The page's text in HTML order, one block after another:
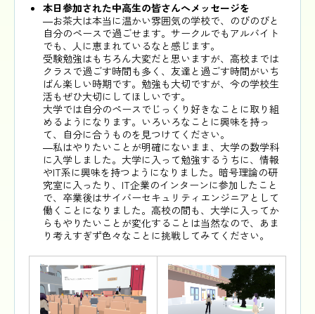
本日参加された中高生の皆さんへメッセージを
―お茶大は本当に温かい雰囲気の学校で、のびのびと
自分のペースで過ごせます。サークルでもアルバイト
でも、人に恵まれているなと感じます。
受験勉強はもちろん大変だと思いますが、高校までは
クラスで過ごす時間も多く、友達と過ごす時間がいち
ばん楽しい時期です。勉強も大切ですが、今の学校生
活もぜひ大切にしてほしいです。
大学では自分のペースでじっくり好きなことに取り組
めるようになります。いろいろなことに興味を持っ
て、自分に合うものを見つけてください。
―私はやりたいことが明確にないまま、大学の数学科
に入学しました。大学に入って勉強するうちに、情報
やIT系に興味を持つようになりました。暗号理論の研
究室に入ったり、IT企業のインターンに参加したこと
で、卒業後はサイバーセキュリティエンジニアとして
働くことになりました。高校の間も、大学に入ってか
らもやりたいことが変化することは当然なので、あま
り考えすぎず色々なことに挑戦してみてください。